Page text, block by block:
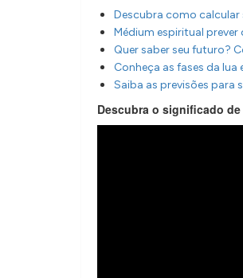
Descubra como calcular
Médium espiritual
Quer saber seu futuro?
Conheça as fases da lua
Saiba as previsões para
Descubra o significado